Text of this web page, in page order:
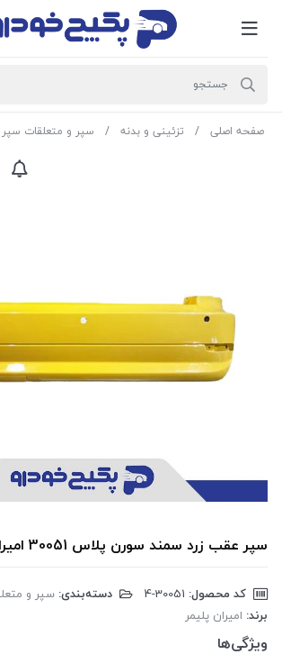
صفحه اصلی تزئینی و بدنه سپر و متعلقات سپر
سپر عقب زرد سمند سورن پلاس 30051 امیران
کد محصول: دسته‌بندی: سپر و
برند: امیران پلیمر
ویژگی‌ها